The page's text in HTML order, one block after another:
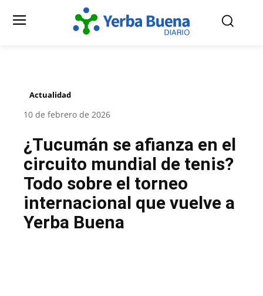
Actualidad
10 de febrero de 2026
¿Tucumán se afianza en el
circuito mundial de tenis?
Todo sobre el torneo
internacional que vuelve a
Yerba Buena